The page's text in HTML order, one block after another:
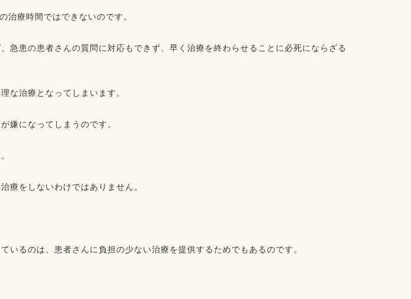
治療時間ではできないのです。
急患の患者さんの質問に対応もできず、早く治療を終わらせることに必死にならざる
な治療となってしまいます。
嫌になってしまうのです。
療をしないわけではありません。
いるのは、患者さんに負担の少ない治療を提供するためでもあるのです。